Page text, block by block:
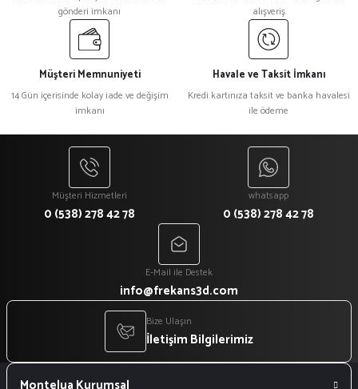
gönderi imkanı
alışveriş
Müşteri Memnuniyeti
14 Gün içerisinde kolay iade ve değişim
imkanı
Havale ve Taksit İmkanı
Kredi kartınıza taksit ve banka havalesi
ile ödeme
Müşteri Hizmetleri
0 (538) 278 42 78
whatsapp
0 (538) 278 42 78
E-Mail ile Destek
info@frekans3d.com
Bize Ulaşın
İletişim Bilgilerimiz